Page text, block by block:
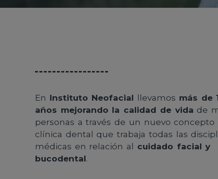
En Instituto Neofacial llevamos más de
años mejorando la calidad de vida de
personas a través de un nuevo concepto
clínica dental que trabaja todas las
médicas en relación al cuidado facial y
bucodental.